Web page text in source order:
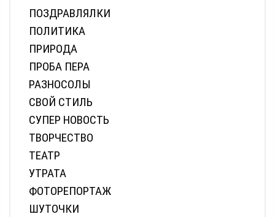
ПОЗДРАВЛЯЛКИ
ПОЛИТИКА
ПРИРОДА
ПРОБА ПЕРА
РАЗНОСОЛЫ
СВОЙ СТИЛЬ
СУПЕР НОВОСТЬ
ТВОРЧЕСТВО
ТЕАТР
УТРАТА
ФОТОРЕПОРТАЖ
ШУТОЧКИ